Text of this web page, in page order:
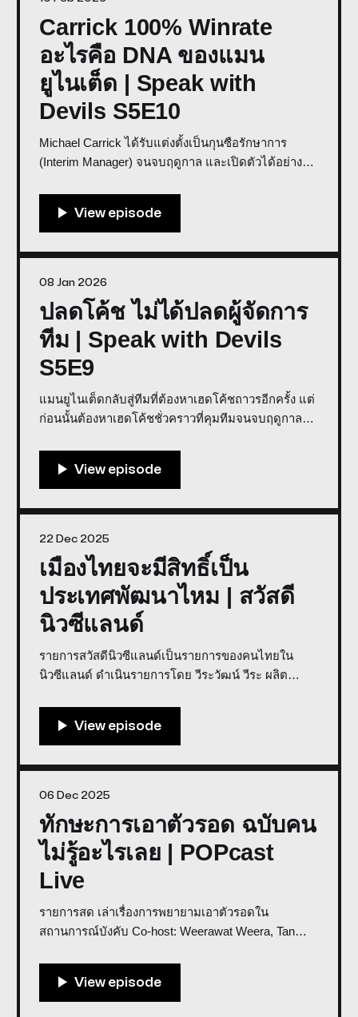
Carrick 100% Winrate
อะไรคือ DNA ของแมน
ยูไนเต็ด | Speak with
Devils S5E10
Michael Carrick ได้รับแต่งตั้งเป็นกุนซือรักษาการ
(Interim Manager) จนจบฤดูกาล และเปิดตัวได้อย่าง
Weerawat Weera, Big Sittipong * พูดคุยในรายการเรา
GROOV
ปลดโค้ช ไม่ได้ปลดผู้จัดการ
ทีม | Speak with Devils
S5E9
แมนยูไนเต็ดกลับสู่ทีมที่ต้องหาเฮดโค้ชถาวรอีกครั้ง แต่
ก่อนนั้นต้องหาเฮดโค้ชชั่วคราวที่คุมทีมจนจบฤดูกาลได้
Sittipong * พูดคุยในรายการเราด้วย Discord *
08 Jan 2026
เมืองไทยจะมีสิทธิ์เป็น
ประเทศพัฒนาไหม | สวัสดี
นิวซีแลนด์
รายการสวัสดีนิวซีแลนด์เป็นรายการของคนไทยใน
นิวซีแลนด์ ดำเนินรายการโดย วีระวัฒน์ วีระ ผลิต
นิวซีแลนด์ ช้ากว่าออสเตรเลียไป 50 ปี * ประเทศพัฒนา
22 Dec 2025
ทักษะการเอาตัวรอด ฉบับคน
ไม่รู้อะไรเลย | POPcast
Live
รายการสด เล่าเรื่องการพยายามเอาตัวรอดใน
สถานการณ์บังคับ Co-host: Weerawat Weera, Tan
Store ทักษะการเอาตัวรอด ฉบับคนไม่รู้อะไรเลย |
06 Dec 2025